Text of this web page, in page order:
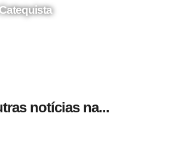
notícias na...